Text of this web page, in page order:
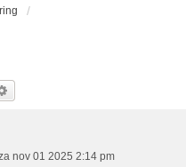
nov 01 2025 2:14 pm